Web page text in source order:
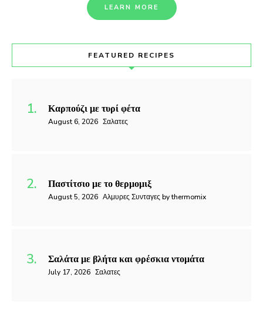
LEARN MORE
FEATURED RECIPES
Καρπούζι με τυρί φέτα
August 6, 2026 Σαλατες
Παστίτσιο με το θερμομιξ
August 5, 2026 Αλμυρες Συνταγες by thermomix
Σαλάτα με βλήτα και φρέσκια ντομάτα
July 17, 2026 Σαλατες